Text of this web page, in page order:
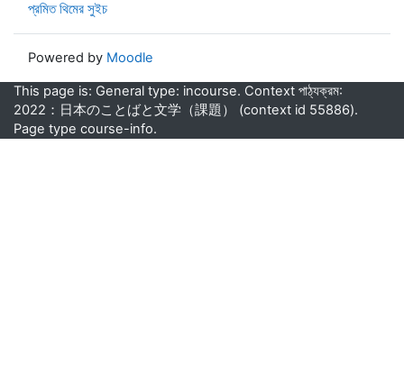
প্রমিত থিমের সুইচ
Powered by Moodle
This page is: General type: incourse. Context পাঠ্যক্রম:
2022：日本のことばと文学（課題） (context id 55886).
Page type course-info.